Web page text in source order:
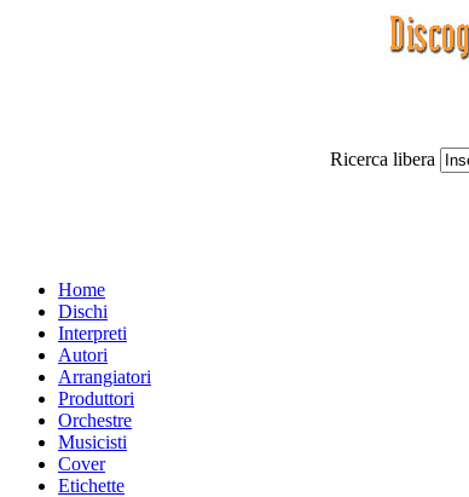
Ricerca libera
Home
Dischi
Interpreti
Autori
Arrangiatori
Produttori
Orchestre
Musicisti
Cover
Etichette